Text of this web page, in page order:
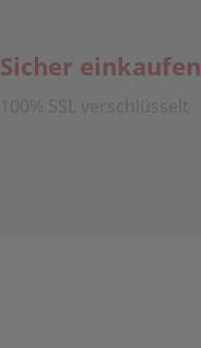
Sicher einkaufen
100% SSL verschlüsselt